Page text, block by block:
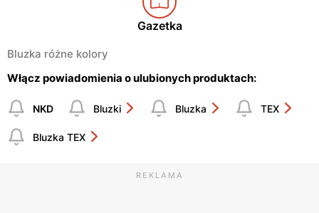
Gazetka
Bluzka różne kolory
Włącz powiadomienia o ulubionych produktach:
NKD Bluzki Bluzka TEX
Bluzka TEX
REKLAMA